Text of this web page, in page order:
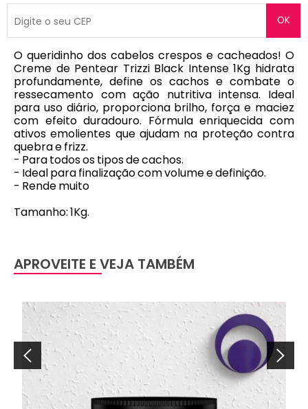
OK
O queridinho dos cabelos crespos e cacheados! O
Creme de Pentear Trizzi Black Intense 1Kg hidrata
profundamente, define os cachos e combate o
ressecamento com ação nutritiva intensa. Ideal
para uso diário, proporciona brilho, força e maciez
com efeito duradouro. Fórmula enriquecida com
ativos emolientes que ajudam na proteção contra
quebra e frizz.
- Para todos os tipos de cachos.
- Ideal para finalização com volume e definição.
- Rende muito
Tamanho: 1Kg.
APROVEITE E VEJA TAMBÉM